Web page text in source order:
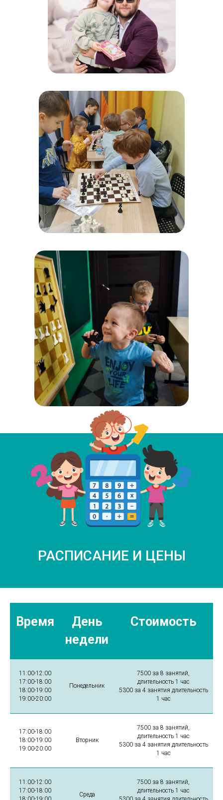
РАСПИСАНИЕ И ЦЕНЫ
Время
День
недели
Стоимость
11:00-12:00
17:00-18:00
18:00-19:00
19:00-20:00
Понедельник
7500 за 8 занятий,
длительность 1 час
5300 за 4 занятия длительность
1 час
17:00-18:00
18:00-19:00
19:00-20:00
Вторник
7500 за 8 занятий,
длительность 1 час
5300 за 4 занятия длительность
1 час
11:00-12:00
17:00-18:00
Среда
7500 за 8 занятий,
длительность 1 час